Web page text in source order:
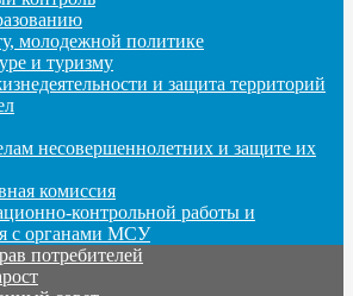
молодежной политике
и туризму
и защита территорий
несовершеннолетних и защите их
комиссия
контрольной работы и
с органами МСУ
потребителей